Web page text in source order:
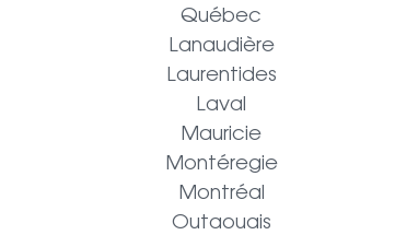
Québec
Lanaudière
Laurentides
Laval
Mauricie
Montéregie
Montréal
Outaouais